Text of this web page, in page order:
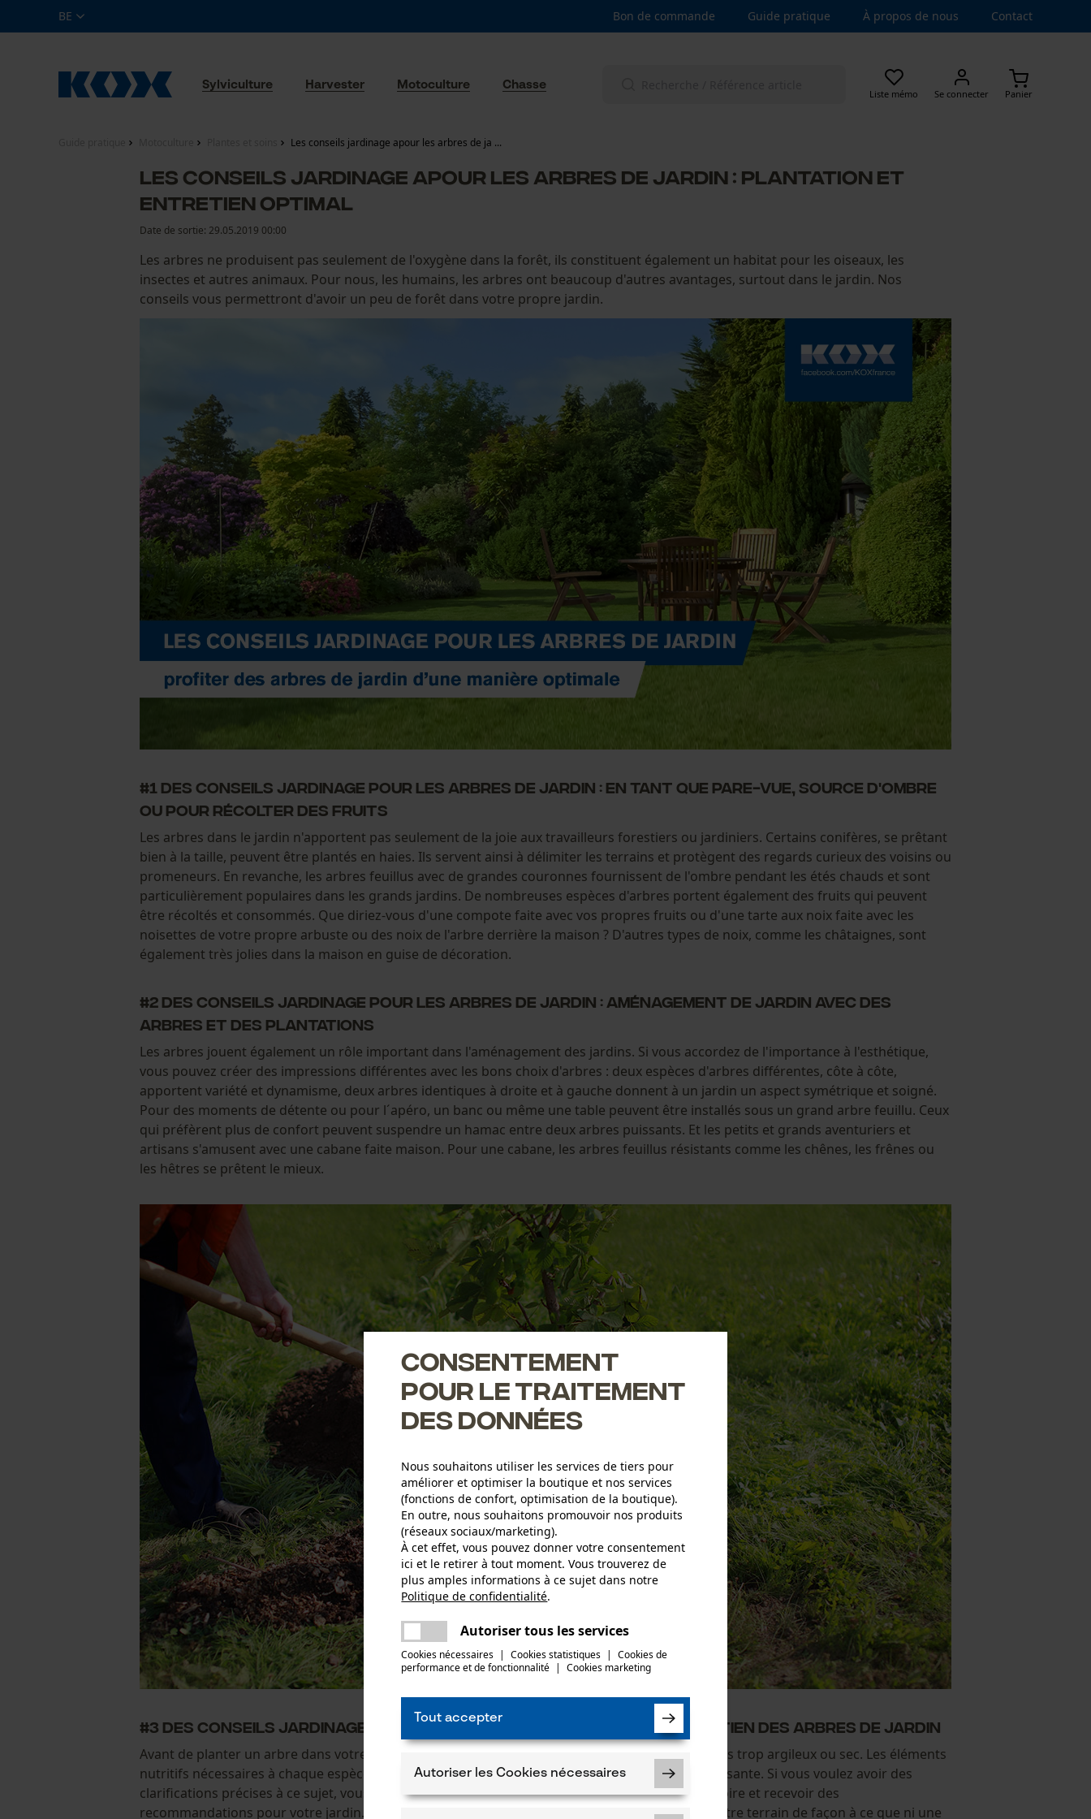
BE Bon de commande Guide pratique À propos de nous Contact
Liste mémo Se connecter Panier
Sylviculture Harvester Motoculture Chasse
Les conseils jardinage apour les arbres de ja ...
Les conseils jardinage apour les arbres de jardin : plantation et
entretien optimal
Date de sortie: 29.05.2019 00:00
Les arbres ne produisent pas seulement de l'oxygène dans la forêt, ils constituent également un habitat pour les oiseaux, les
insectes et autres animaux. Pour nous, les humains, les arbres ont beaucoup d'autres avantages, surtout dans le jardin. Nos
conseils vous permettront d'avoir un peu de forêt dans votre propre jardin.
#1 Des conseils jardinage pour les arbres de jardin : en tant que pare-vue, source d'ombre
ou pour récolter des fruits
Les arbres dans le jardin n'apportent pas seulement de la joie aux travailleurs forestiers ou jardiniers. Certains conifères, se prêtant
bien à la taille, peuvent être plantés en haies. Ils servent ainsi à délimiter les terrains et protègent des regards curieux des voisins ou
promeneurs. En revanche, les arbres feuillus avec de grandes couronnes fournissent de l'ombre pendant les étés chauds et sont
particulièrement populaires dans les grands jardins. De nombreuses espèces d'arbres portent également des fruits qui peuvent
être récoltés et consommés. Que diriez-vous d'une compote faite avec vos propres fruits ou d'une tarte aux noix faite avec les
noisettes de votre propre arbuste ou des noix de l'arbre derrière la maison ? D'autres types de noix, comme les châtaignes, sont
également très jolies dans la maison en guise de décoration.
#2 Des conseils jardinage pour les arbres de jardin : aménagement de jardin avec des
arbres et des plantations
Les arbres jouent également un rôle important dans l'aménagement des jardins. Si vous accordez de l'importance à l'esthétique,
vous pouvez créer des impressions différentes avec les bons choix d'arbres : deux espèces d'arbres différentes, côte à côte,
apportent variété et dynamisme, deux arbres identiques à droite et à gauche donnent à un jardin un aspect symétrique et soigné.
Pour des moments de détente ou pour l´apéro, un banc ou même une table peuvent être installés sous un grand arbre feuillu. Ceux
qui préfèrent plus de confort peuvent suspendre un hamac entre deux arbres puissants. Et les petits et grands aventuriers et
artisans s'amusent avec une cabane faite maison. Pour une cabane, les arbres feuillus résistants comme les chênes, les frênes ou
les hêtres se prêtent le mieux.
#3 Des conseils jardinage pour les arbres de jardin : le bon entretien des arbres de jardin
Avant de planter un arbre dans votre jardin, assurez-vous que le sol est adéquat et qu'il n'est pas trop argileux ou sec. Les éléments
nutritifs nécessaires à chaque espèce d'arbre doivent également être présents en quantité suffisante. Si vous voulez avoir des
clarifications précises à ce sujet, vous pouvez même envoyer un échantillon de sol à un laboratoire et recevoir des
recommandations pour votre jardin. Vous devez également tenir compte des dimensions de votre terrain de façon à ce que ni une
Consentement
pour le traitement
des données
Nous souhaitons utiliser les services de tiers pour
améliorer et optimiser la boutique et nos services
(fonctions de confort, optimisation de la boutique).
En outre, nous souhaitons promouvoir nos produits
(réseaux sociaux/marketing).
À cet effet, vous pouvez donner votre consentement
ici et le retirer à tout moment. Vous trouverez de
plus amples informations à ce sujet dans notre
Politique de confidentialité.
Autoriser tous les services
Cookies nécessaires | Cookies statistiques |
Cookies de
performance et de fonctionnalité | Cookies marketing
Tout accepter
Autoriser les Cookies nécessaires
Une erreur s'est produite. Veuillez essayer
encore.
partager